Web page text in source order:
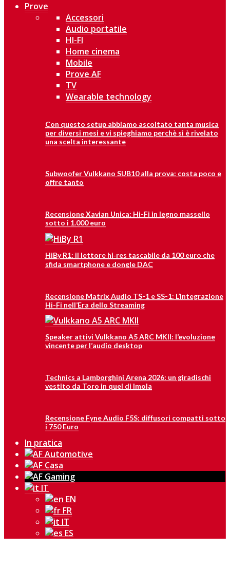
Prove
Accessori
Audio portatile
HI-FI
Home cinema
Mobile
Prove AF
TV
Wearable technology
Con questo setup abbiamo ascoltato tanta musica
per diversi mesi e vi spieghiamo perchè si è rivelato
una scelta interessante
Subwoofer Vulkkano SUB10 alla prova: costa poco e
offre tanto
Recensione Xavian Unica: Hi-Fi in legno massello
sotto i 1.000 euro
HiBy R1: il lettore hi‑res tascabile da 100 euro che
sfida smartphone e dongle DAC
Recensione Matrix Audio TS-1 e SS-1: L’Integrazione
Hi-Fi nell’Era dello Streaming
Speaker attivi Vulkkano A5 ARC MKII: l’evoluzione
vincente per l’audio desktop
Technics a Lamborghini Arena 2026: un giradischi
vestito da Toro in quel di Imola
Recensione Fyne Audio F5S: diffusori compatti sotto
i 750 Euro
In pratica
IT
EN
FR
IT
ES